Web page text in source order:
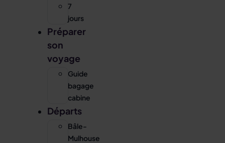
7
jours
Préparer
son
voyage
Guide
bagage
cabine
Départs
Bâle-
Mulhouse